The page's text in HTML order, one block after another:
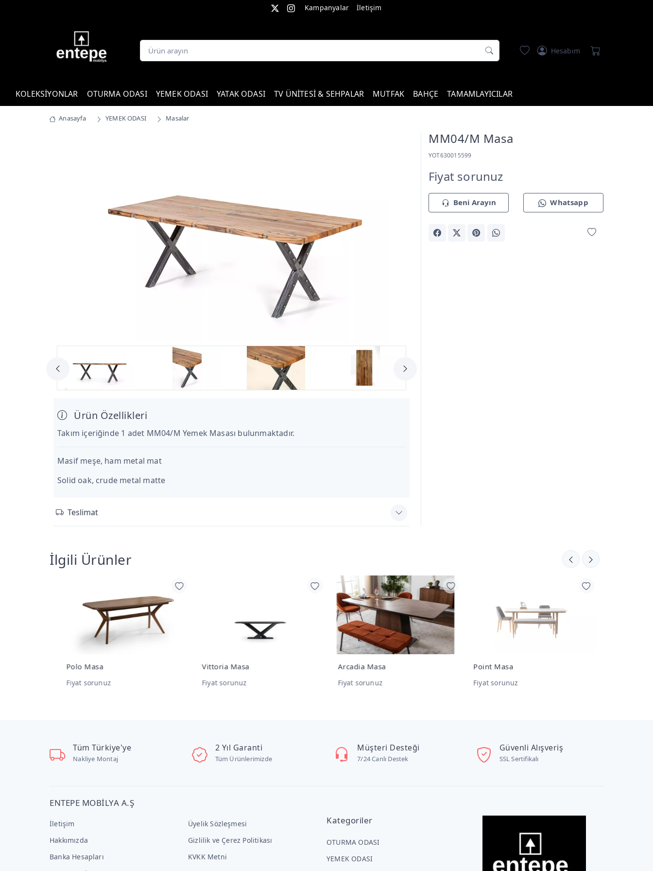
Kampanyalar İletişim
Hesabım
KOLEKSİYONLAR OTURMA ODASI YEMEK ODASI YATAK ODASI TV ÜNİTESİ & SEHPALAR MUTFAK BAHÇE TAMAMLAYICILAR
Anasayfa YEMEK ODASI Masalar
MM04/M Masa
YOT630015599
Fiyat sorunuz
Beni Arayın Whatsapp
Ürün Özellikleri
Takım içeriğinde 1 adet MM04/M Yemek Masası bulunmaktadır.
Masif meşe, ham metal mat
Solid oak, crude metal matte
Teslimat
İlgili Ürünler
Polo Masa
Fiyat sorunuz
Vittoria Masa
Fiyat sorunuz
Arcadia Masa
Fiyat sorunuz
Point Masa
Fiyat sorunuz
Tüm Türkiye'ye
Nakliye Montaj
2 Yıl Garanti
Tüm Ürünlerimizde
Müşteri Desteği
7/24 Canlı Destek
Güvenli Alışveriş
SSL Sertifikalı
ENTEPE MOBİLYA A.Ş
İletişim
Hakkımızda
Banka Hesapları
Üyelik Sözleşmesi
Gizlilik ve Çerez Politikası
KVKK Metni
Kategoriler
OTURMA ODASI
YEMEK ODASI